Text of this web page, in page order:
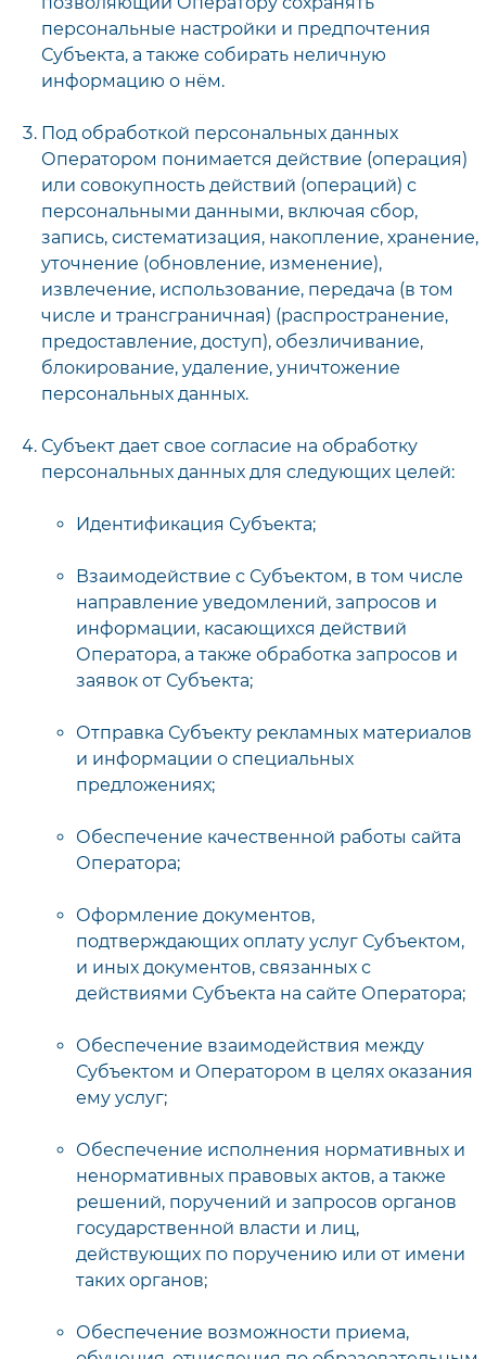
персональные настройки и предпочтения
Субъекта, а также собирать неличную
информацию о нём.
Под обработкой персональных данных
Оператором понимается действие (операция)
или совокупность действий (операций) с
персональными данными, включая сбор,
запись, систематизация, накопление, хранение,
уточнение (обновление, изменение),
извлечение, использование, передача (в том
числе и трансграничная) (распространение,
предоставление, доступ), обезличивание,
блокирование, удаление, уничтожение
персональных данных.
Субъект дает свое согласие на обработку
персональных данных для следующих целей:
Идентификация Субъекта;
Взаимодействие с Субъектом, в том числе
направление уведомлений, запросов и
информации, касающихся действий
Оператора, а также обработка запросов и
заявок от Субъекта;
Отправка Субъекту рекламных материалов
и информации о специальных
предложениях;
Обеспечение качественной работы сайта
Оператора;
Оформление документов,
подтверждающих оплату услуг Субъектом,
и иных документов, связанных с
действиями Субъекта на сайте Оператора;
Обеспечение взаимодействия между
Субъектом и Оператором в целях оказания
ему услуг;
Обеспечение исполнения нормативных и
ненормативных правовых актов, а также
решений, поручений и запросов органов
государственной власти и лиц,
действующих по поручению или от имени
таких органов;
Обеспечение возможности приема,